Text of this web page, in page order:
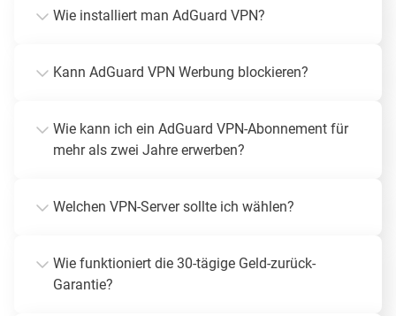
Wie installiert man AdGuard VPN?
Kann AdGuard VPN Werbung blockieren?
Wie kann ich ein AdGuard VPN-Abonnement für
mehr als zwei Jahre erwerben?
Welchen VPN-Server sollte ich wählen?
Wie funktioniert die 30-tägige Geld-zurück-
Garantie?